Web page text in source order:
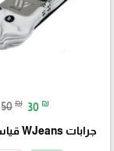
50 ₪ 30 ₪
جرابات WJeans قياس 41 - 46